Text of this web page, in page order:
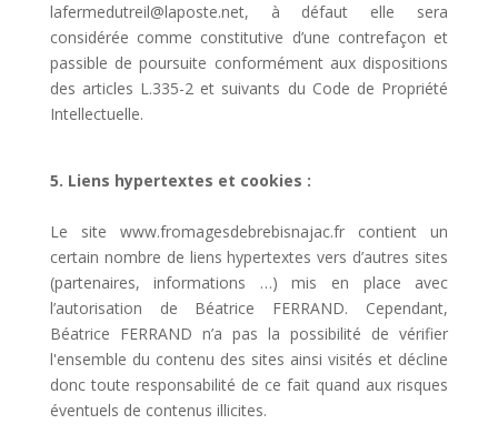
lafermedutreil@laposte.net, à défaut elle sera
considérée comme constitutive d’une contrefaçon et
passible de poursuite conformément aux dispositions
des articles L.335-2 et suivants du Code de Propriété
Intellectuelle.
5. Liens hypertextes et cookies :
Le site www.fromagesdebrebisnajac.fr contient un
certain nombre de liens hypertextes vers d’autres sites
(partenaires, informations …) mis en place avec
l’autorisation de Béatrice FERRAND. Cependant,
Béatrice FERRAND n’a pas la possibilité de vérifier
l'ensemble du contenu des sites ainsi visités et décline
donc toute responsabilité de ce fait quand aux risques
éventuels de contenus illicites.